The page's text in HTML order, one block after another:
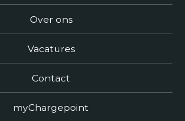
Over ons
Vacatures
Contact
myChargepoint